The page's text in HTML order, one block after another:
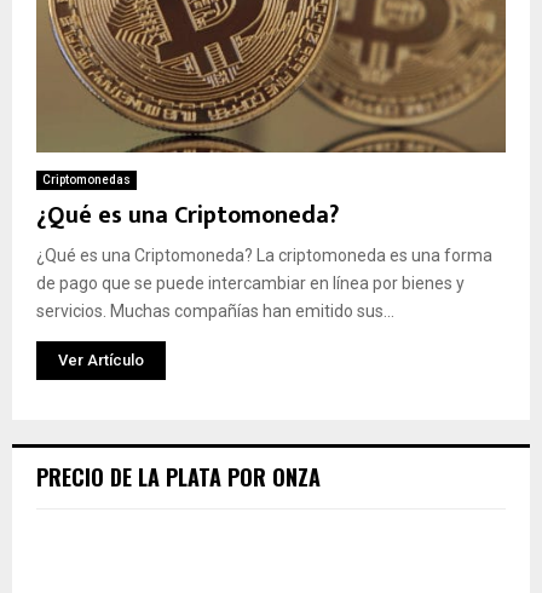
Criptomonedas
¿Qué es una Criptomoneda?
¿Qué es una Criptomoneda? La criptomoneda es una forma
de pago que se puede intercambiar en línea por bienes y
servicios. Muchas compañías han emitido sus...
Ver Artículo
PRECIO DE LA PLATA POR ONZA